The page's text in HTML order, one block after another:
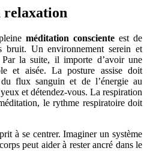
méditation conscienteest de
bruit. Un environnement serein et
Par la suite, il importe d’avoir une
et aisée. La posture assise doit
flux sanguin et de l’énergie au
et détendez-vous. La respiration
le rythme respiratoire doit
à se centrer. Imaginer un système
peut aider à rester ancré dans le